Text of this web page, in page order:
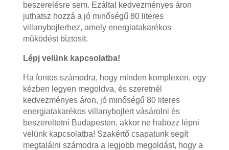
beszerelésre sem. Ezáltal kedvezményes áron
juthatsz hozzá a jó minőségű 80 literes
villanybojlerhez, amely energiatakarékos
működést biztosít.
Lépj velünk kapcsolatba!
Ha fontos számodra, hogy minden komplexen, egy
kézben legyen megoldva, és szeretnél
kedvezményes áron, jó minőségű 80 literes
energiatakarékos villanybojlert vásárolni és
beszereltetni Budapesten, akkor ne habozz lépni
velünk kapcsolatba! Szakértő csapatunk segít
megtalálni számodra a legjobb megoldást, hogy a